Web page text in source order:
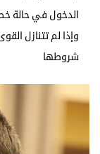
الدخول في حالة
وإذا لم تتنازل
شروطها